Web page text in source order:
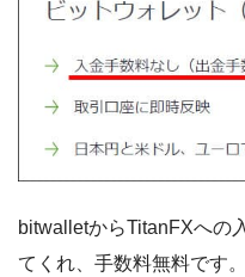
bitwalletからTitanFXへの
てくれ、手数料無料です。